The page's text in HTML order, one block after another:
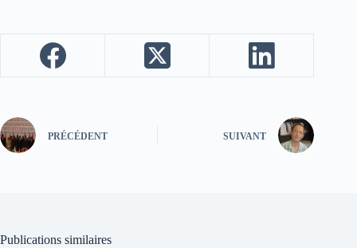
PRÉCÉDENT SUIVANT
Publications similaires